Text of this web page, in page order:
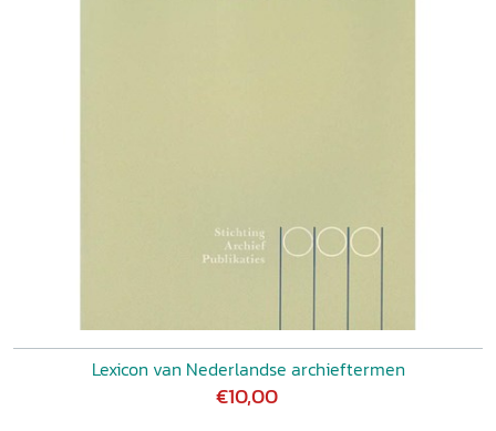
Lexicon van Nederlandse archieftermen
€10,00